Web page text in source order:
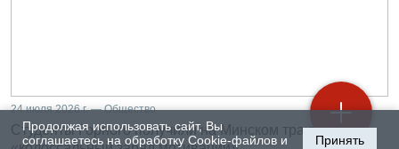
Продолжая использовать сайт, Вы
соглашаетесь на обработку Cookie-файлов и
Принять
24 июля 2026 г. — Общество
Студенты Горного получили на Минском тракторном